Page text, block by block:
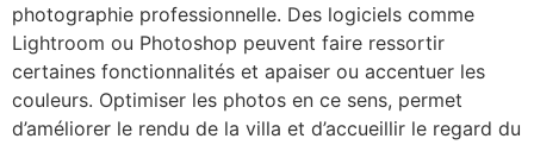
photographie professionnelle. Des logiciels comme
Lightroom ou Photoshop peuvent faire ressortir
certaines fonctionnalités et apaiser ou accentuer les
couleurs. Optimiser les photos en ce sens, permet
d’améliorer le rendu de la villa et d’accueillir le regard du